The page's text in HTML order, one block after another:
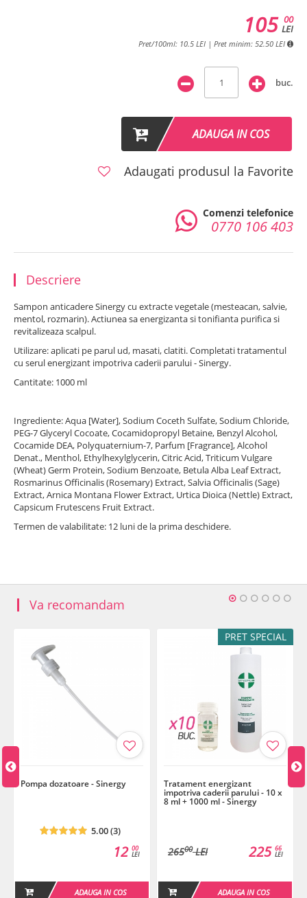
00
LEI
105
Pret/100ml: 10.5 LEI | Pret minim: 52.50 LEI
buc.
ADAUGA IN COS
Adaugati produsul la Favorite
Comenzi telefonice
0770 106 403
Descriere
Sampon anticadere Sinergy cu extracte vegetale (mesteacan, salvie,
mentol, rozmarin). Actiunea sa energizanta si tonifianta purifica si
revitalizeaza scalpul.
Utilizare: aplicati pe parul ud, masati, clatiti. Completati tratamentul
cu serul energizant impotriva caderii parului - Sinergy.
Cantitate: 1000 ml
Ingrediente: Aqua [Water], Sodium Coceth Sulfate, Sodium Chloride,
PEG-7 Glyceryl Cocoate, Cocamidopropyl Betaine, Benzyl Alcohol,
Cocamide DEA, Polyquaternium-7, Parfum [Fragrance], Alcohol
Denat., Menthol, Ethylhexylglycerin, Citric Acid, Triticum Vulgare
(Wheat) Germ Protein, Sodium Benzoate, Betula Alba Leaf Extract,
Rosmarinus Officinalis (Rosemary) Extract, Salvia Officinalis (Sage)
Extract, Arnica Montana Flower Extract, Urtica Dioica (Nettle) Extract,
Capsicum Frutescens Fruit Extract.
Termen de valabilitate: 12 luni de la prima deschidere.
Va recomandam
Pompa dozatoare - Sinergy
5.00 (3)
00
LEI
12
ADAUGA IN COS
PRET SPECIAL
Tratament energizant
impotriva caderii parului - 10 x
8 ml + 1000 ml - Sinergy
26500LEI 66
LEI
225
ADAUGA IN COS